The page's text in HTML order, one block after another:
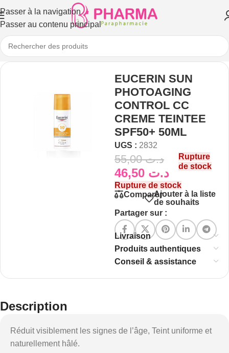
Passer à la navigation
Passer au contenu principal
EUCERIN SUN
PHOTOAGING
CONTROL CC
CREME TEINTEE
SPF50+ 50ML
UGS : 2832
د.ت55,00
د.ت
Rupture
de stock
Rupture de stock
ComparerAjouter à la liste
de souhaits
Partager sur :
Livraison
Produits authentiques
Conseil & assistance
Description
Réduit visiblement les signes de l’âge, Teint uniforme et
naturellement hâlé.